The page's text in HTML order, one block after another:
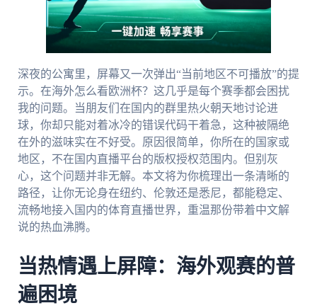
深夜的公寓里，屏幕又一次弹出“当前地区不可播放”的提
示。在海外怎么看欧洲杯？这几乎是每个赛季都会困扰
我的问题。当朋友们在国内的群里热火朝天地讨论进
球，你却只能对着冰冷的错误代码干着急，这种被隔绝
在外的滋味实在不好受。原因很简单，你所在的国家或
地区，不在国内直播平台的版权授权范围内。但别灰
心，这个问题并非无解。本文将为你梳理出一条清晰的
路径，让你无论身在纽约、伦敦还是悉尼，都能稳定、
流畅地接入国内的体育直播世界，重温那份带着中文解
说的热血沸腾。
当热情遇上屏障：海外观赛的普
遍困境